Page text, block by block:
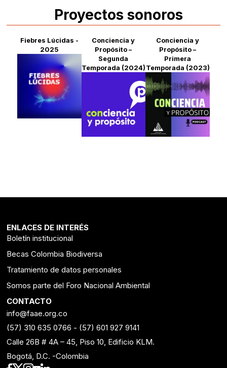
Proyectos sonoros
Fiebres Lúcidas -
2025
Conciencia y
Propósito –
Segunda
Temporada (2024)
Conciencia y
Propósito –
Primera
Temporada (2023)
ENLACES DE INTERÉS
Boletín institucional
Becas Colombia Biodiversa
Tratamiento de datos personales
Somos parte del Foro Nacional Ambiental
CONTACTO
info@faae.org.co
(57) 310 635 0766 - (57) 601 927 9141
Calle 26B # 4A – 45, Piso 10, Edificio KLM.
Bogotá, D.C. -Colombia